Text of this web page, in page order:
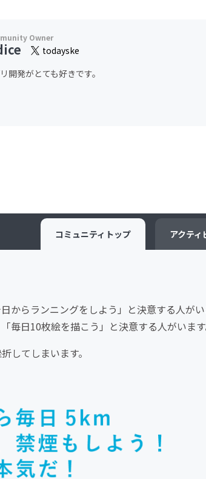
todayske
開発がとても好きです。
コミュニティ トップ アクティ
からランニングをしよう」と決意する人がい
毎日10枚絵を描こう」と決意する人がいます
してしまいます。